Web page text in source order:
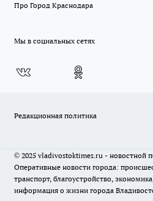
Про Город Краснодара
Мы в социальных сетях
Редакционная политика
© 2025 vladivostoktimes.ru - новостной
Оперативные новости города:
транспорт, благоустройство,
информация о жизни города